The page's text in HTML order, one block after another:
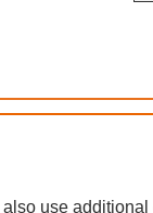
場合を除き、本サイト
use